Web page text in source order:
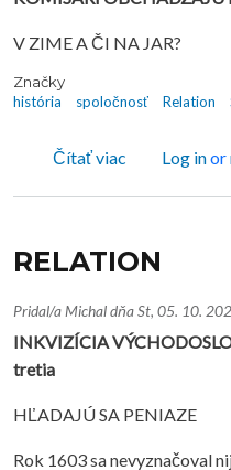
V ZIME A ČI NA JAR?
Značky
história
spoločnosť Relation
Čítať viaco RELATION
Log inor
RELATION
Pridal/a MichaldňaSt, 05. 10.
INKVIZÍCIA
tretia
HĽADAJÚ SA PENIAZE
Rok 1603 sa nevyznačoval